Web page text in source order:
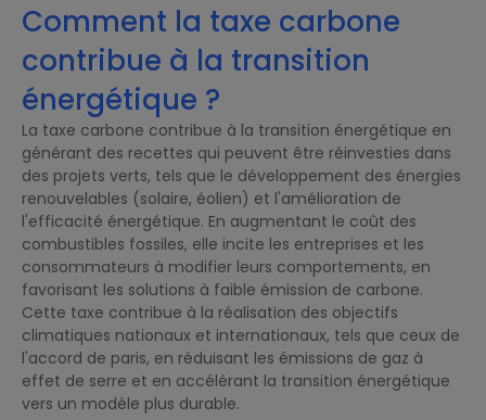
Comment la taxe carbone
contribue à la transition
énergétique ?
La taxe carbone contribue à la transition énergétique en
générant des recettes qui peuvent être réinvesties dans
des projets verts, tels que le développement des énergies
renouvelables (solaire, éolien) et l'amélioration de
l'efficacité énergétique. En augmentant le coût des
combustibles fossiles, elle incite les entreprises et les
consommateurs à modifier leurs comportements, en
favorisant les solutions à faible émission de carbone.
Cette taxe contribue à la réalisation des objectifs
climatiques nationaux et internationaux, tels que ceux de
l'accord de paris, en réduisant les émissions de gaz à
effet de serre et en accélérant la transition énergétique
vers un modèle plus durable.